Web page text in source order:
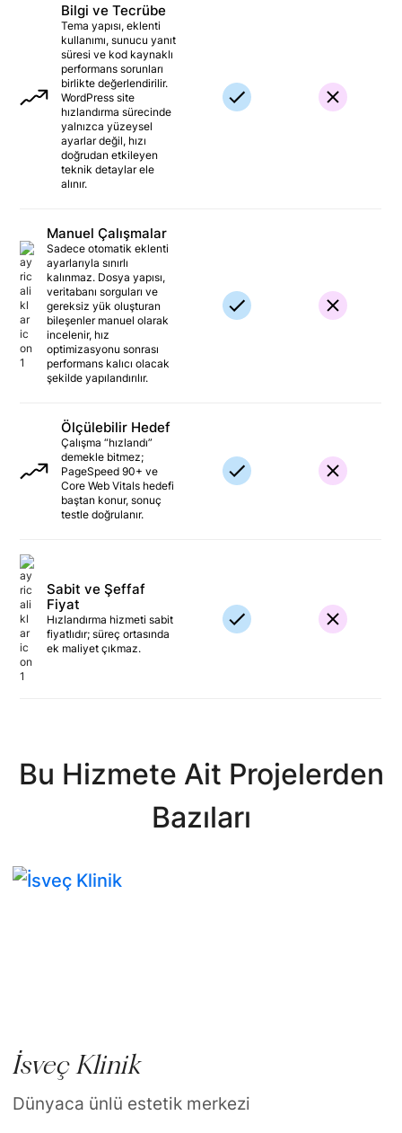
Bilgi ve Tecrübe
Tema yapısı, eklenti
kullanımı, sunucu yanıt
süresi ve kod kaynaklı
performans sorunları
birlikte değerlendirilir.
WordPress site
hızlandırma sürecinde
yalnızca yüzeysel
ayarlar değil, hızı
doğrudan etkileyen
teknik detaylar ele
alınır.
Manuel Çalışmalar
Sadece otomatik eklenti
ayarlarıyla sınırlı
kalınmaz. Dosya yapısı,
veritabanı sorguları ve
gereksiz yük oluşturan
bileşenler manuel olarak
incelenir, hız
optimizasyonu sonrası
performans kalıcı olacak
şekilde yapılandırılır.
Ölçülebilir Hedef
Çalışma “hızlandı”
demekle bitmez;
PageSpeed 90+ ve
Core Web Vitals hedefi
baştan konur, sonuç
testle doğrulanır.
Sabit ve Şeffaf
Fiyat
Hızlandırma hizmeti sabit
fiyatlıdır; süreç ortasında
ek maliyet çıkmaz.
Bu Hizmete Ait Projelerden
Bazıları
İsveç Klinik
Dünyaca ünlü estetik merkezi